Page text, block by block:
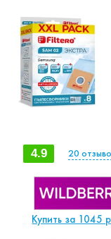
4.9 20
Купить за 1045